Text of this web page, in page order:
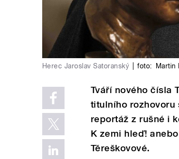
Herec Jaroslav Satoranský foto: Martin
Tváří nového čísla
titulního rozhovoru
reportáž z rušné i
K zemi hleď!
Těreškovové.